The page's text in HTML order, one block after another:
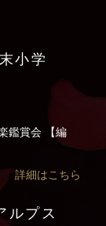
小学
鑑賞会 【編
詳細はこちら
ルプス